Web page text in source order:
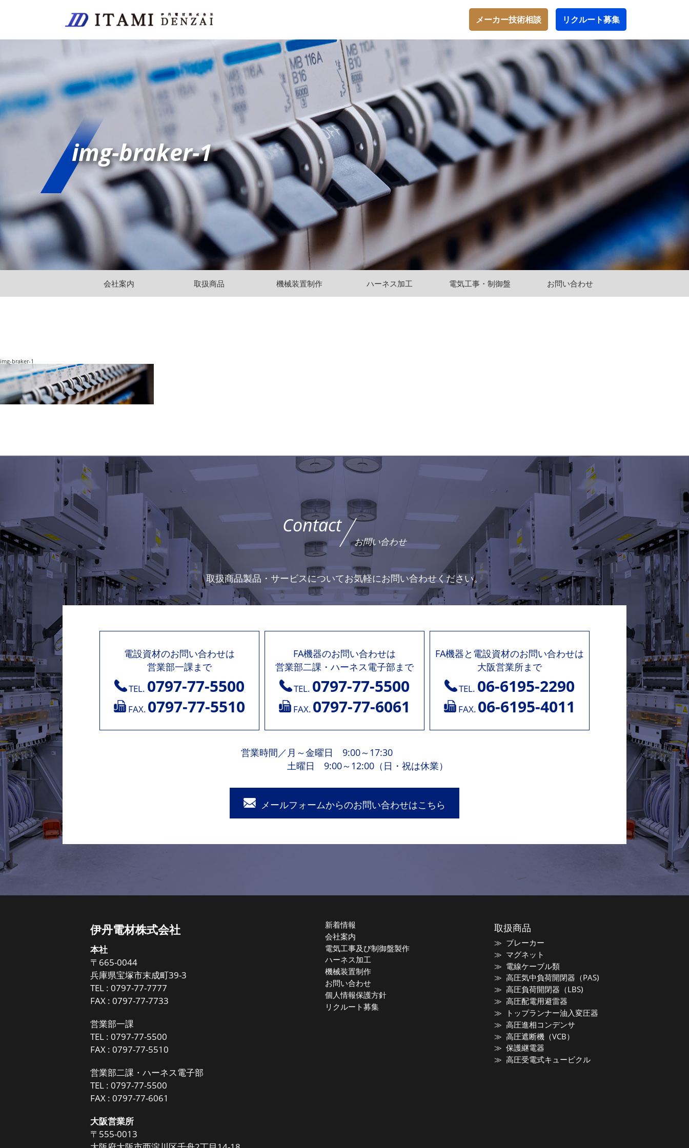
メーカー技術相談 リクルート募集
img-braker-1
会社案内 取扱商品 機械装置制作 ハーネス加工 電気工事・制御盤 お問い合わせ
img-braker-1
Contact
お問い合わせ
取扱商品製品・サービスについてお気軽にお問い合わせください。
電設資材のお問い合わせは
営業部一課まで
TEL. 0797-77-5500
FAX. 0797-77-5510
FA機器のお問い合わせは
営業部二課・ハーネス電子部まで
TEL. 0797-77-5500
FAX. 0797-77-6061
FA機器と電設資材のお問い合わせは
大阪営業所まで
TEL. 06-6195-2290
FAX. 06-6195-4011
営業時間 ／ 月～金曜日 9:00～17:30
土曜日 9:00～12:00（日・祝は休業）
メールフォームからのお問い合わせはこちら
伊丹電材株式会社
本社
〒665-0044
兵庫県宝塚市末成町39-3
TEL :0797-77-7777
FAX : 0797-77-7733
営業部一課
TEL :0797-77-5500
FAX : 0797-77-5510
営業部二課・ハーネス電子部
TEL :0797-77-5500
FAX : 0797-77-6061
大阪営業所
〒555-0013
新着情報
会社案内
電気工事及び制御盤製作
ハーネス加工
機械装置制作
お問い合わせ
個人情報保護方針
リクルート募集
取扱商品
ブレーカー
マグネット
電線ケーブル類
高圧気中負荷開閉器（PAS)
高圧負荷開閉器（LBS)
高圧配電用避雷器
トップランナー油入変圧器
高圧進相コンデンサ
高圧遮断機（VCB）
保護継電器
高圧受電式キュービクル